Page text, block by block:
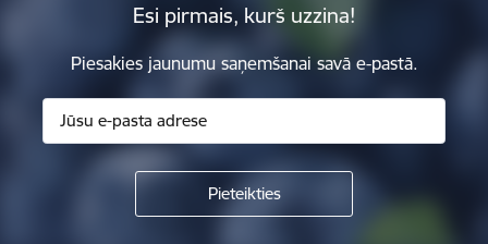
Esi pirmais, kurš uzzina!
Piesakies jaunumu saņemšanai savā e-pastā.